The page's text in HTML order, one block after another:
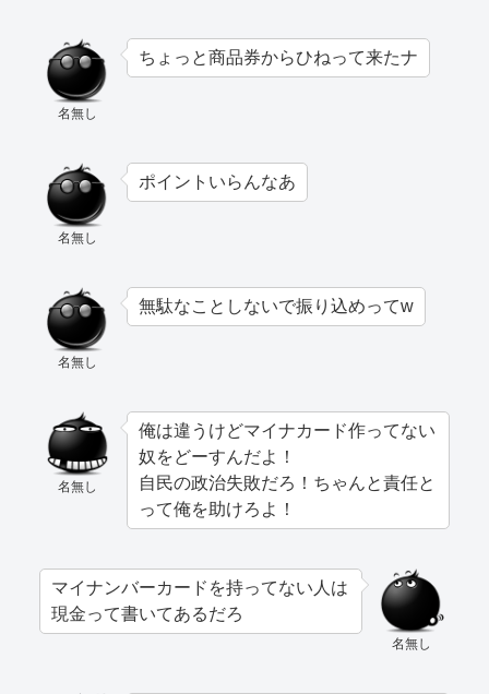
名無し
ちょっと商品券からひねって来たナ
名無し
ポイントいらんなあ
名無し
無駄なことしないで振り込めってw
名無し
俺は違うけどマイナカード作ってない
奴をどーすんだよ！
自民の政治失敗だろ！ちゃんと責任と
って俺を助けろよ！
名無し
マイナンバーカードを持ってない人は
現金って書いてあるだろ